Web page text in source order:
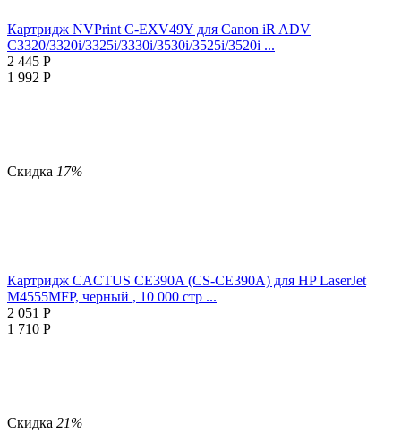
Картридж NVPrint C-EXV49Y для Canon iR ADV
C3320/3320i/3325i/3330i/3530i/3525i/3520i ...
2 445 Р
1 992 Р
Скидка 17%
Картридж CACTUS CE390A (CS-CE390A) для HP LaserJet
M4555MFP, черный , 10 000 стр ...
2 051 Р
1 710 Р
Скидка 21%